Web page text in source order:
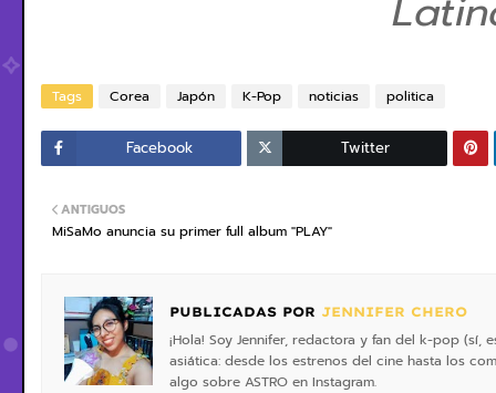
Tags Corea Japón K-Pop noticias politica
Facebook Twitter
ANTIGUOS
MiSaMo anuncia su primer full album "PLAY"
PUBLICADAS POR JENNIFER CHERO
¡Hola! Soy Jennifer, redactora y fan del k-pop (sí,
asiática: desde los estrenos del cine hasta los
algo sobre ASTRO en Instagram.